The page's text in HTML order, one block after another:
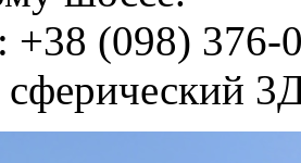
+38 (098)